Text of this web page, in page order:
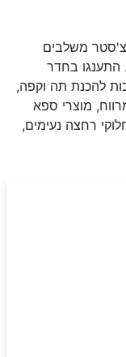
משלבים
התענגו בחדר
להכנת תה וקפה,
מוצרי ספא
רחצה נעימים,